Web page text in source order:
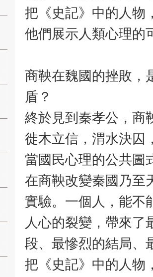
把《史記》中的人物
他們展示人類心理的
商鞅在魏國的挫敗，
盾？
終於見到秦孝公，商
徙木立信，渭水決囚
當國民心理的公共圖
在商鞅改變秦國乃至
實驗。一個人，能不
人心的裂變，帶來了
段、最慘烈的結局、
把《史記》中的人物